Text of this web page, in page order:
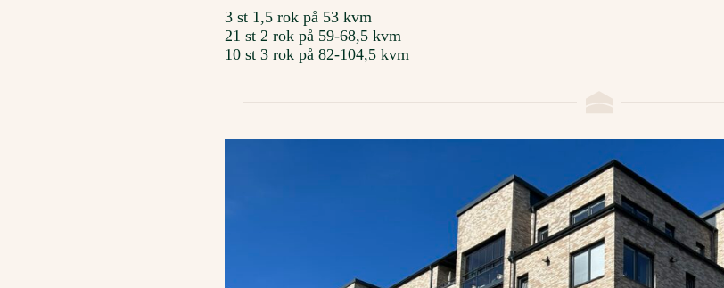
3 st 1,5 rok på 53 kvm
21 st 2 rok på 59-68,5 kvm
10 st 3 rok på 82-104,5 kvm